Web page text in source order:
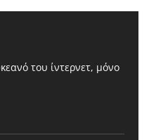
του ίντερνετ, μόνο